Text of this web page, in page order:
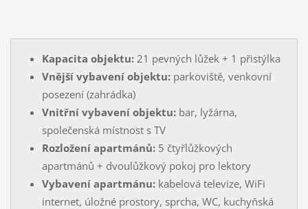
Kapacita objektu:21 pevných lůžek + 1 přistýlka
Vnější vybavení objektu: parkoviště, venkovní
posezení (zahrádka)
Vnitřní vybavení objektu: bar, lyžárna,
společenská místnost s TV
Rozložení apartmánů:5 čtyřlůžkových
apartmánů + dvoulůžkový pokoj pro lektory
Vybavení apartmánu: kabelová televize, WiFi
internet, úložné prostory, sprcha, WC, kuchyňská